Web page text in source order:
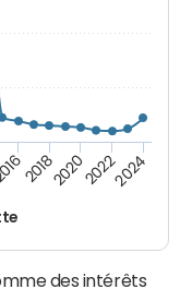
2018202020222024
des intérêts